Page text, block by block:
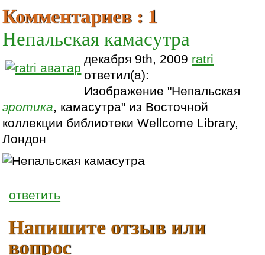
Комментариев : 1
Непальская камасутра
декабря 9th, 2009 ratri
ответил(а):
Изображение "Непальская
эротика, камасутра" из Восточной
коллекции библиотеки Wellcome Library,
Лондон
ответить
Напишите отзыв или
вопрос